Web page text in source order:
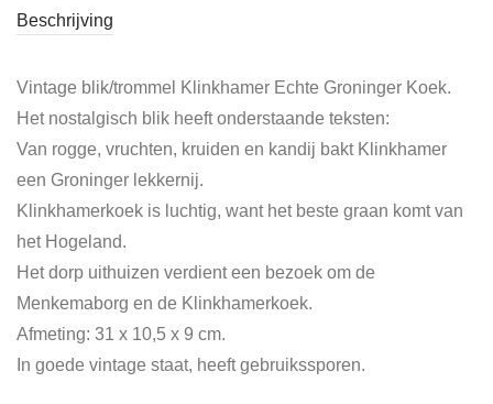
Beschrijving
Vintage blik/trommel Klinkhamer Echte Groninger Koek.
Het nostalgisch blik heeft onderstaande teksten:
Van rogge, vruchten, kruiden en kandij bakt Klinkhamer
een Groninger lekkernij.
Klinkhamerkoek is luchtig, want het beste graan komt van
het Hogeland.
Het dorp uithuizen verdient een bezoek om de
Menkemaborg en de Klinkhamerkoek.
Afmeting: 31 x 10,5 x 9 cm.
In goede vintage staat, heeft gebruikssporen.